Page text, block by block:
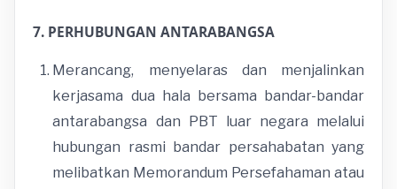
7. PERHUBUNGAN ANTARABANGSA
Merancang, menyelaras dan menjalinkan
kerjasama dua hala bersama bandar-bandar
antarabangsa dan PBT luar negara melalui
hubungan rasmi bandar persahabatan yang
melibatkan Memorandum Persefahaman atau